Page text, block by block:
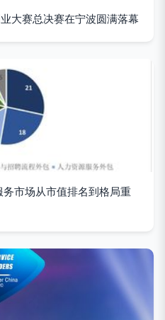
大赛总决赛在宁波圆满落幕
市场从市值排名到格局重